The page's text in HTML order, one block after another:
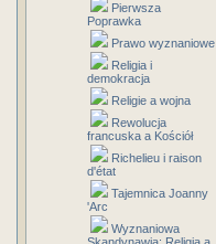
Pierwsza
Poprawka
Prawo wyznaniowe
Religia i
demokracja
Religie a wojna
Rewolucja
francuska a Kościół
Richelieu i raison
d'état
Tajemnica Joanny
'Arc
Wyznaniowa